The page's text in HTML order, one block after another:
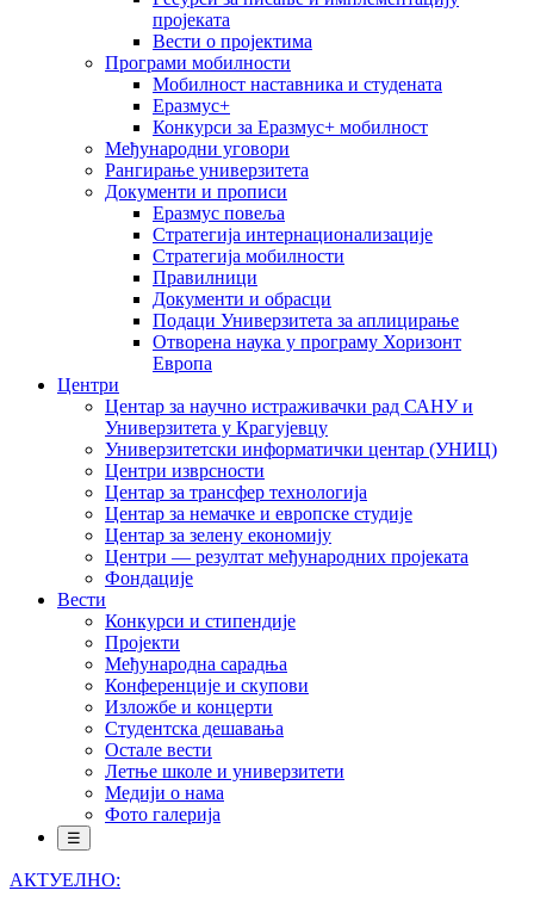
пројеката
Вести о пројектима
Програми мобилности
Мобилност наставника и студената
Еразмус+
Конкурси за Еразмус+ мобилност
Међународни уговори
Рангирање универзитета
Документи и прописи
Еразмус повеља
Стратегија интернационализације
Стратегија мобилности
Правилници
Документи и обрасци
Подаци Универзитета за аплицирање
Отворена наука у програму Хоризонт
Европа
Центри
Центар за научно истраживачки рад САНУ и
Универзитета у Крагујевцу
Универзитетски информатички центар (УНИЦ)
Центри изврсности
Центар за трансфер технологија
Центар за немачке и европске студије
Центар за зелену економију
Центри — резултат међународних пројеката
Фондације
Вести
Конкурси и стипендије
Пројекти
Међународна сарадња
Конференције и скупови
Изложбе и концерти
Студентска дешавања
Остале вести
Летње школе и универзитети
Медији о нама
Фото галерија
☰
АКТУЕЛНО: